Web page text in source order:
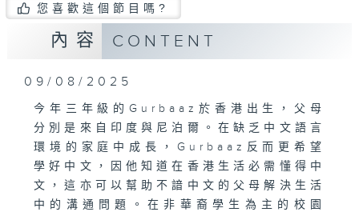
您喜歡這個節目嗎?
內容 CONTENT
09/08/2025
今年三年級的Gurbaaz於香港出生，父母
分別是來自印度與尼泊爾。在缺乏中文語言
環境的家庭中成長，Gurbaaz反而更希望
學好中文，因他知道在香港生活必需懂得中
文，這亦可以幫助不諳中文的父母解決生活
中的溝通問題。在非華裔學生為主的校園